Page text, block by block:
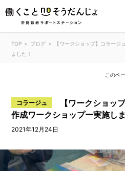
TOP ブログ
【ワークショップ】コラージ
ました！
このペ
コラージュ
【ワークショッ
作成ワークショップー実施し
2021年12月24日